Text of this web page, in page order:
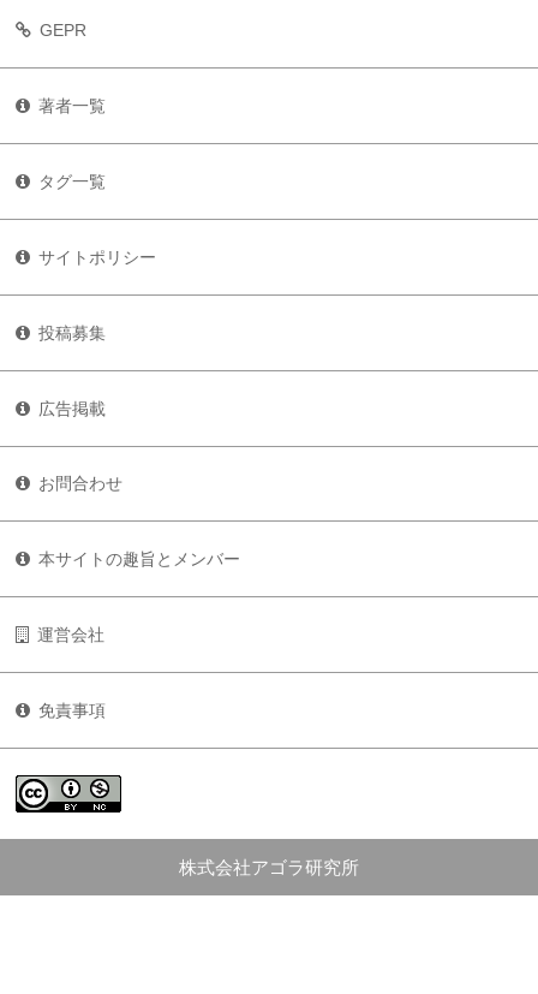
GEPR
著者一覧
タグ一覧
サイトポリシー
投稿募集
広告掲載
お問合わせ
本サイトの趣旨とメンバー
運営会社
免責事項
株式会社アゴラ研究所